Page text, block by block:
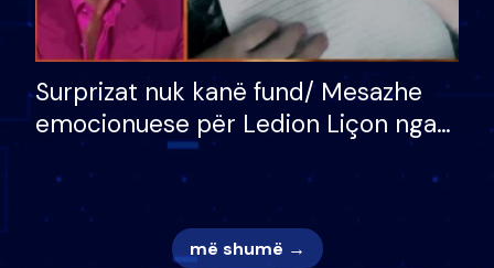
Surprizat nuk kanë fund/ Mesazhe
emocionuese për Ledion Liçon nga
nëna dhe fëmijët e tij, moderatori
nuk i mban dot lotët: Nuk meritoj…
më shumë →